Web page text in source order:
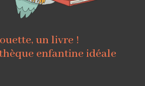
un livre !
enfantine idéale